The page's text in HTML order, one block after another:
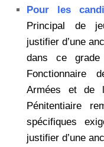
Pour les
Principal de
justifier d’une
dans ce
Fonctionnaire
Armées et de
Pénitentiaire
spécifiques
justifier d’une